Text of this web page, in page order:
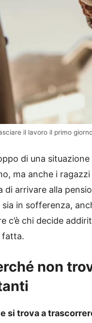
il lavoro il primo
di una
ma anche i
arrivare alla
in sofferenza,
c’è chi decide
fatta.
non
si trova a